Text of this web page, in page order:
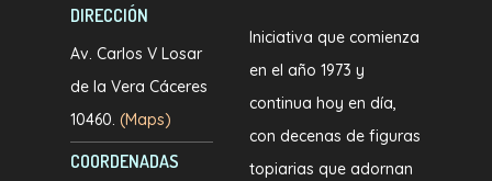
DIRECCIÓN
Av. Carlos V Losar
de la Vera Cáceres
10460.(Maps)
COORDENADAS
Iniciativa que comienza
en el año 1973 y
continua hoy en día,
con decenas de figuras
topiarias que adornan